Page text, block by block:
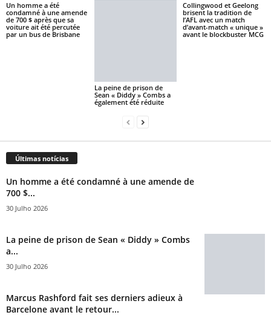
Un homme a été
condamné à une amende
de 700 $ après que sa
voiture ait été percutée
par un bus de Brisbane
La peine de prison de
Sean « Diddy » Combs a
également été réduite
Collingwood et Geelong
brisent la tradition de
l’AFL avec un match
d’avant-match « unique »
avant le blockbuster MCG
Últimas notícias
Un homme a été condamné à une amende de
700 $...
30 Julho 2026
La peine de prison de Sean « Diddy » Combs
a...
30 Julho 2026
Marcus Rashford fait ses derniers adieux à
Barcelone avant le retour...